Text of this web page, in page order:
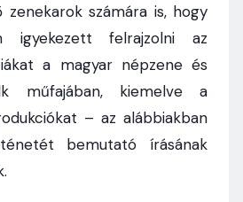
számára is, hogy
igyekezett felrajzolni az
a magyar népzene és
műfajában, kiemelve a
– az alábbiakban
bemutató írásának